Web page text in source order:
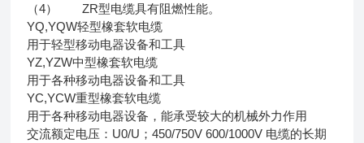
（4） ZR型电缆具有阻燃性能。
YQ,YQW轻型橡套软电缆
用于轻型移动电器设备和工具
YZ,YZW中型橡套软电缆
用于各种移动电器设备和工具
YC,YCW重型橡套软电缆
用于各种移动电器设备，能承受较大的机械外力作用
交流额定电压：U0/U；450/750V 600/1000V 电缆的长期